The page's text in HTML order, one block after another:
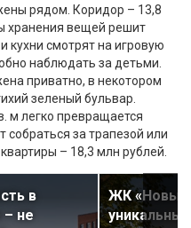
рядом. Коридор – 13,8
хранения вещей решит
кухни смотрят на игровую
наблюдать за детьми.
приватно, в некотором
зеленый бульвар.
м легко превращается
за трапезой или
– 18,3 млн рублей.
в
– не
ЖК «Новый